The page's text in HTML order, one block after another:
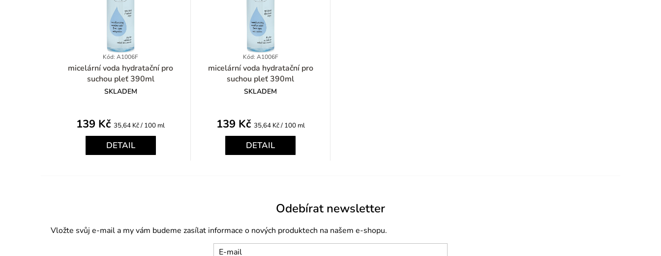
Kód: A1006F
micelární voda hydratační pro
suchou pleť 390ml
SKLADEM
139 KčMěrná
35,64 Kč / 100 ml
DETAIL
Kód: A1006F
micelární voda hydratační pro
suchou pleť 390ml
SKLADEM
139 Kč Měrná
35,64 Kč / 100 ml
DETAIL
Odebírat newsletter
Vložte svůj e-mail a my vám budeme zasílat informace o nových produktech na našem e-shopu.
E-mail